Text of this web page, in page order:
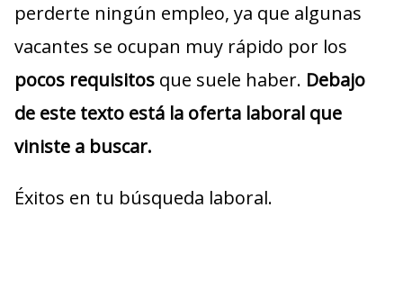
perderte ningún empleo, ya que algunas
vacantes se ocupan muy rápido por los
pocos requisitos que suele haber. Debajo
de este texto está la oferta laboral que
viniste a buscar.
Éxitos en tu búsqueda laboral.